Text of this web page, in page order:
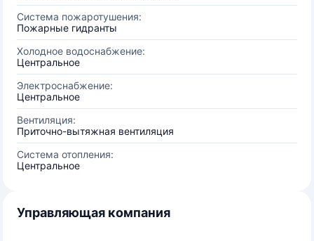
Система пожаротушения:
Пожарные гидранты
Холодное водоснабжение:
Центральное
Электроснабжение:
Центральное
Вентиляция:
Приточно-вытяжная вентиляция
Система отопления:
Центральное
Управляющая компания